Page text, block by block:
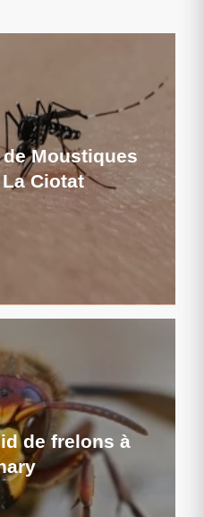
Moustiques
Ciotat
de frelons à